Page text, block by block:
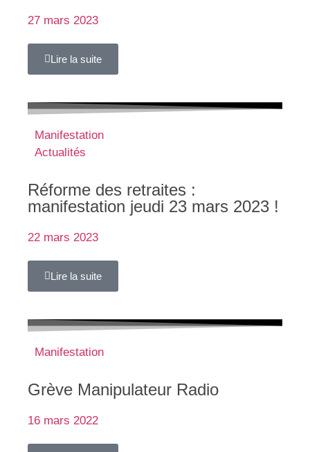
27 mars 2023
Lire la suite
Manifestation
Actualités
Réforme des retraites :
manifestation jeudi 23 mars 2023 !
22 mars 2023
Lire la suite
Manifestation
Grève Manipulateur Radio
16 mars 2022